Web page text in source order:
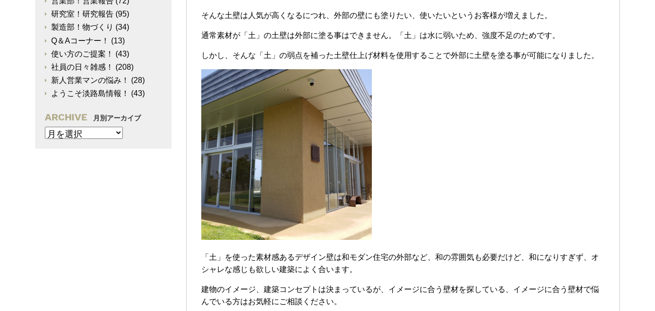
そんな土壁は人気が高くなるにつれ、外部の壁にも塗りたい、使いたいというお客様が増えました。
通常素材が「土」の土壁は外部に塗る事はできません。「土」は水に弱いため、強度不足のためです。
しかし、そんな「土」の弱点を補った土壁仕上げ材料を使用することで外部に土壁を塗る事が可能になりました。
「土」を使った素材感あるデザイン壁は和モダン住宅の外部など、和の雰囲気も必要だけど、和になりすぎず、オ
シャレな感じも欲しい建築によく合います。
建物のイメージ、建築コンセプトは決まっているが、イメージに合う壁材を探している、イメージに合う壁材で悩
んでいる方はお気軽にご相談ください。
研究室！研究報告 (95)
製造部！物づくり (34)
Q＆Aコーナー！
(13)
使い方のご提案！
(43)
社員の日々雑感！
(208)
新人営業マンの悩み！
(28)
ようこそ淡路島情報！
(43)
ARCHIVE 月別アーカイブ